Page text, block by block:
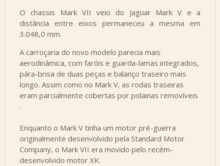
O chassis Mark VII veio do Jaguar Mark V e a
distância entre eixos permaneceu a mesma em
3.048,0 mm.
A carroçaria do novo modelo parecia mais
aerodinâmica, com faróis e guarda-lamas integrados,
pára-brisa de duas peças e balanço traseiro mais
longo. Assim como no Mark V, as rodas traseiras
eram parcialmente cobertas por polainas removíveis
.
Enquanto o Mark V tinha um motor pré-guerra
originalmente desenvolvido pela Standard Motor
Company, o Mark VII era movido pelo recém-
desenvolvido motor XK.